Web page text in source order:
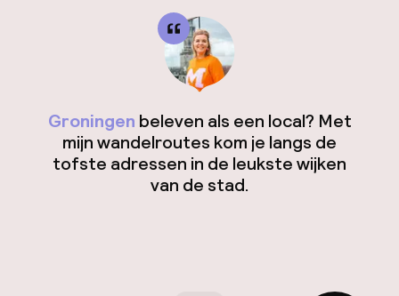
Groningen beleven als een local? Met
mijn wandelroutes kom je langs de
tofste adressen in de leukste wijken
van de stad.